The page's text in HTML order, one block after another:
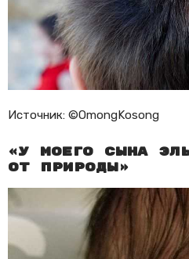
Источник: ©OmongKosong
«У моего сына
от природы»